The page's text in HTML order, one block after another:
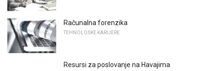
Računalna forenzika
TEHNOLOŠKE KARIJERE
Resursi za poslovanje na Havajima